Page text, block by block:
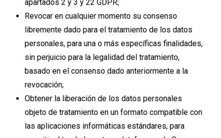
apartados 2 y 3 y 22 GDPR;
Revocar en cualquier momento su consenso
libremente dado para el tratamiento de los datos
personales, para una o más específicas finalidades,
sin perjuicio para la legalidad del tratamiento,
basado en el consenso dado anteriormente a la
revocación;
Obtener la liberación de los datos personales
objeto de tratamiento en un formato compatible con
las aplicaciones informáticas estándares, para